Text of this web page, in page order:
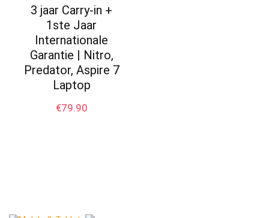
3 jaar Carry-in +
1ste Jaar
Internationale
Garantie | Nitro,
Predator, Aspire 7
Laptop
€79.90